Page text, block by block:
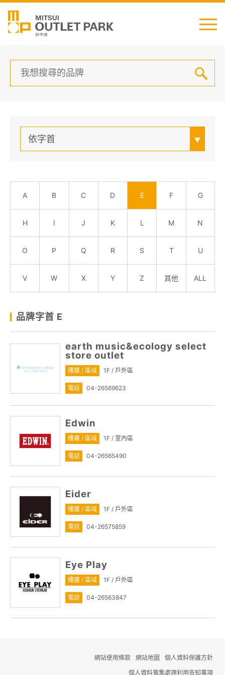
依字首
A B C D E F G
H I J K L M N
O P Q R S T U
V W X Y Z 其他 ALL
品牌字首 E
earth music&ecology select
store outlet
樓層 / 區域 1F / 戶外區
電話 04-26569623
Edwin
樓層 / 區域 1F / 室內區
電話 04-26565490
Eider
樓層 / 區域 1F / 戶外區
電話 04-26575859
Eye Play
樓層 / 區域 1F / 戶外區
電話 04-26563847
網站使用條款 網站地圖
個人資料保護方針
個人資料蒐集處理利用告知事項